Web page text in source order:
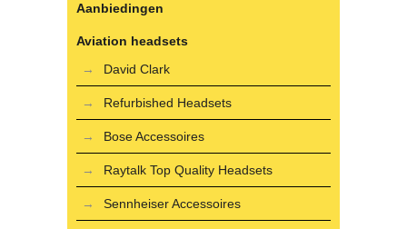
Aanbiedingen
Aviation headsets
David Clark
Refurbished Headsets
Bose Accessoires
Raytalk Top Quality Headsets
Sennheiser Accessoires